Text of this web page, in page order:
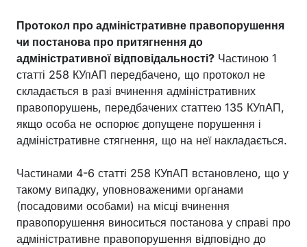
Протокол про адміністративне правопорушення
чи постанова про притягнення до
адміністративної відповідальності? Частиною 1
статті 258 КУпАП передбачено, що протокол не
складається в разі вчинення адміністративних
правопорушень, передбачених статтею 135 КУпАП,
якщо особа не оспорює допущене порушення і
адміністративне стягнення, що на неї накладається.
Частинами 4-6 статті 258 КУпАП встановлено, що у
такому випадку, уповноваженими органами
(посадовими особами) на місці вчинення
правопорушення виноситься постанова у справі про
адміністративне правопорушення відповідно до